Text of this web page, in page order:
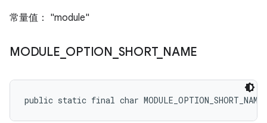
常量值： "module"
MODULE OPTION SHORT_ NAME
public static final char MODULE_OPTION_SHORT_NAME